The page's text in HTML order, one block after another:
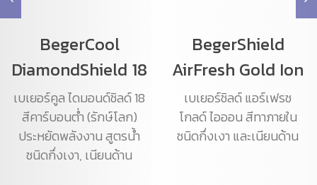
BegerCool
DiamondShield 18
เบเยอร์คูล ไดมอนด์ชิลด์ 18
สีคาร์บอนต่ำ (รักษ์โลก)
ประหยัดพลังงาน สูตรน้ำ
ชนิดกึ่งเงา, เนียนด้าน
BegerShield
AirFresh Gold Ion
เบเยอร์ชิลด์ แอร์เฟรช
โกลด์ ไอออน สีทาภายใน
ชนิดกึ่งเงา และเนียนด้าน